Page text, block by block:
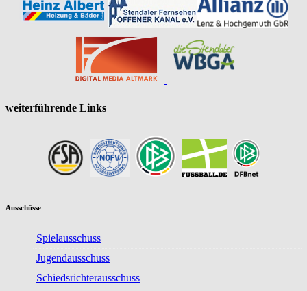
weiterführende Links
Ausschüsse
Spielausschuss
Jugendausschuss
Schiedsrichterausschuss